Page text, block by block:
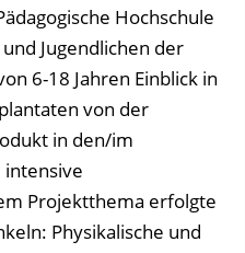
Hochschule
Jugendlichen der
6-18 Jahren Einblick in
von der
in den/im
intensive
Projektthema erfolgte
Physikalische und